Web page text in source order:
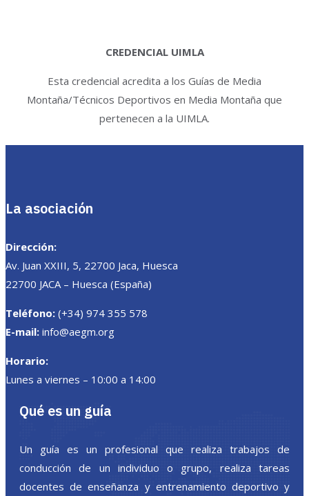
CREDENCIAL UIMLA
Esta credencial acredita a los Guías de Media
Montaña/Técnicos Deportivos en Media Montaña que
pertenecen a la UIMLA.
La asociación
Dirección:
Av. Juan XXIII, 5, 22700 Jaca, Huesca
22700 JACA – Huesca (España)
Teléfono: (+34) 974 355 578
E-mail: info@aegm.org
Horario:
Lunes a viernes – 10:00 a 14:00
Qué es un guía
Un guía es un profesional que realiza trabajos de
conducción de un individuo o grupo, realiza tareas
docentes de enseñanza y entrenamiento deportivo y